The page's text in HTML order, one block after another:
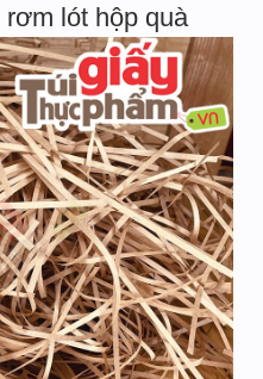
lót hộp quà